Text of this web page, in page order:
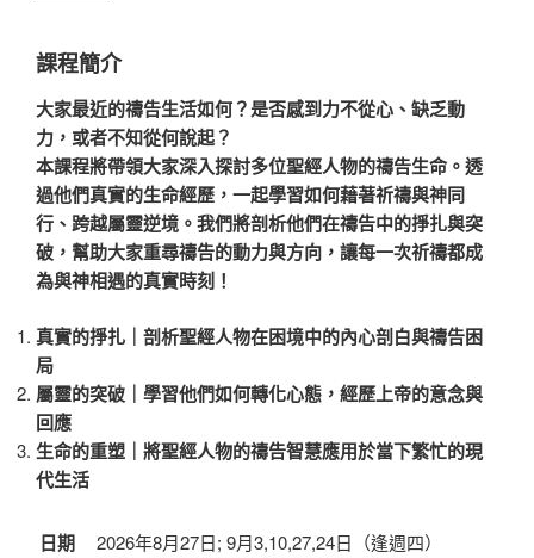
課程簡介
大家最近的禱告生活如何？是否感到力不從心、缺乏動
力，或者不知從何說起？
本課程將帶領大家深入探討多位聖經人物的禱告生命。透
過他們真實的生命經歷，一起學習如何藉著祈禱與神同
行、跨越屬靈逆境。我們將剖析他們在禱告中的掙扎與突
破，幫助大家重尋禱告的動力與方向，讓每一次祈禱都成
為與神相遇的真實時刻！
真實的掙扎｜剖析聖經人物在困境中的內心剖白與禱告困
局
屬靈的突破｜學習他們如何轉化心態，經歷上帝的意念與
回應
生命的重塑｜將聖經人物的禱告智慧應用於當下繁忙的現
代生活
日期 2026年8月27日; 9月3,10,27,24日（逢週四）